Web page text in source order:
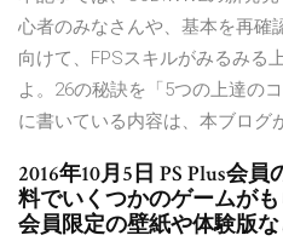
心者のみなさんや、基本を再確
向けて、FPSスキルがみるみる
よ。26の秘訣を「5つの上達の
に書いている内容は、本ブログ
2016年10月5日 PS Plus会
料でいくつかのゲームが
会員限定の壁紙や体験版